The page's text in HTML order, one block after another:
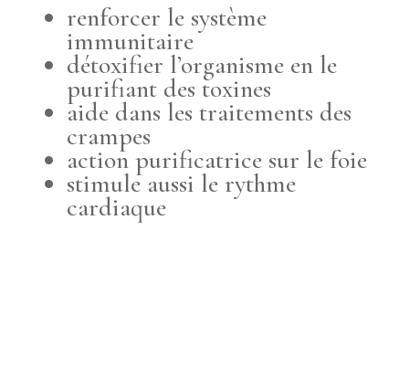
renforcer le système
immunitaire
détoxifier l’organisme en le
purifiant des toxines
aide dans les traitements des
crampes
action purificatrice sur le foie
stimule aussi le rythme
cardiaque